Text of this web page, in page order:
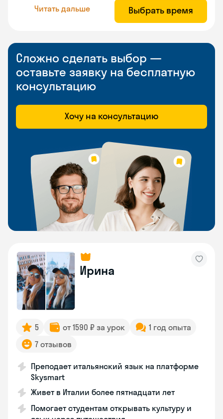
Читать дальше Выбрать время
Сложно сделать выбор —
оставьте заявку на бесплатную
консультацию
Хочу на консультацию
Ирина
5 от 1590 ₽ за урок
1 год опыта
7 отзывов
Преподает итальянский язык на платформе
Skysmart
Живет в Италии более пятнадцати лет
Помогает студентам открывать культуру и